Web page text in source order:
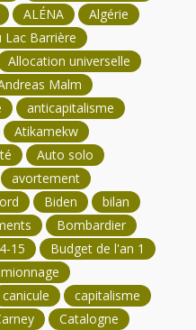
ALÉNA
Algérie
Lac Barrière
Allocation universelle
Malm
anticapitalisme
Atikamekw
Auto solo
avortement
Biden
bilan
Bombardier
15
Budget de l'an 1
canicule
capitalisme
Catalogne